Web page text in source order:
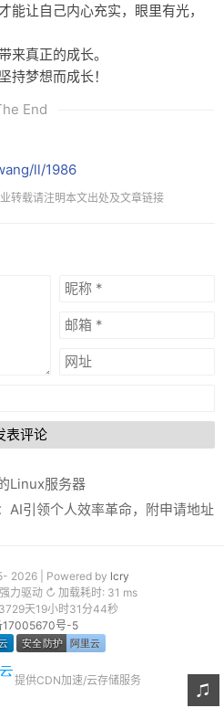
能让自己内心充实，眼里有光，
来真正的成长。
持梦想而成长！
End
ll/1986
转载请注明本文出处及文章链接
表评论
Linux服务器
AI引领个人效率革命，附申请地址
2026 | Powered by lcry
力驱动 ↻ 加载耗时: 31 ms
天19小时31分44秒
17005670号-5
提供CDN加速/云存储服务